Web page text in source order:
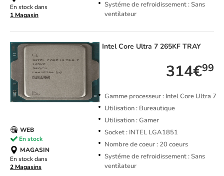
Systéme de refroidissement : Sans
ventilateur
En stock dans
1 Magasin
IntelCore Ultra 7 265KF TRAY
314€99
Gamme processeur : Intel Core Ultra 7
Utilisation : Bureautique
Utilisation : Gamer
Socket : INTEL LGA1851
Nombre de coeur : 20 coeurs
Systéme de refroidissement : Sans
ventilateur
WEB
En stock
MAGASIN
En stock dans
2 Magasins